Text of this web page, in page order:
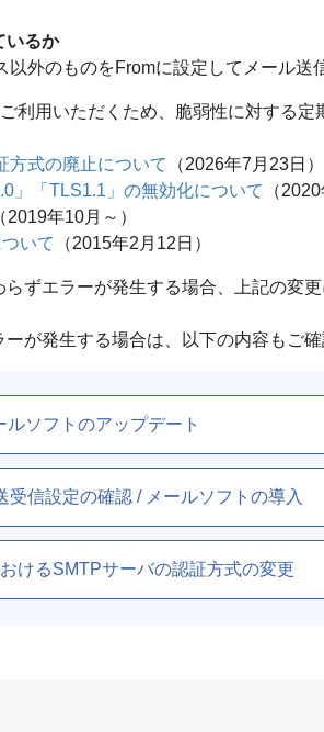
いるか
外のものをFromに設定してメール送
利用いただくため、脆弱性に対する
方式の廃止について
（2026年7月23日）
」「TLS1.1」の無効化について
（
（2019年10月～）
いて
（2015年2月12日）
ずエラーが発生する場合、上記の変
が発生する場合は、以下の内容もご
ルソフトのアップデート
受信設定の確認 / メールソフトの導入
けるSMTPサーバの認証方式の変更